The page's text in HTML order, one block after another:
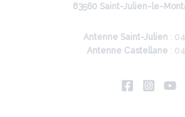
83560 Saint-Julien-le-
Antenne Saint-Julien :
Antenne Castellane :